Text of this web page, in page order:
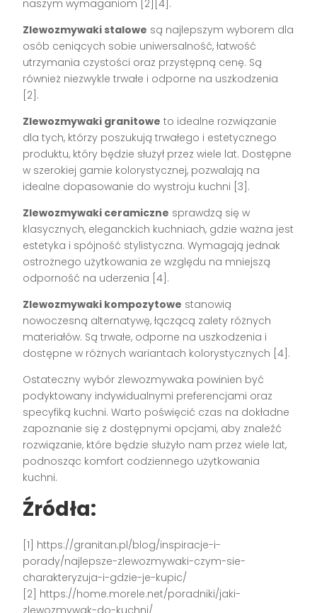
naszym wymaganiom [2][4].
Zlewozmywaki stalowe są najlepszym wyborem dla
osób ceniących sobie uniwersalność, łatwość
utrzymania czystości oraz przystępną cenę. Są
również niezwykle trwałe i odporne na uszkodzenia
[2].
Zlewozmywaki granitowe to idealne rozwiązanie
dla tych, którzy poszukują trwałego i estetycznego
produktu, który będzie służył przez wiele lat. Dostępne
w szerokiej gamie kolorystycznej, pozwalają na
idealne dopasowanie do wystroju kuchni [3].
Zlewozmywaki ceramiczne sprawdzą się w
klasycznych, eleganckich kuchniach, gdzie ważna jest
estetyka i spójność stylistyczna. Wymagają jednak
ostrożnego użytkowania ze względu na mniejszą
odporność na uderzenia [4].
Zlewozmywaki kompozytowe stanowią
nowoczesną alternatywę, łączącą zalety różnych
materiałów. Są trwałe, odporne na uszkodzenia i
dostępne w różnych wariantach kolorystycznych [4].
Ostateczny wybór zlewozmywaka powinien być
podyktowany indywidualnymi preferencjami oraz
specyfiką kuchni. Warto poświęcić czas na dokładne
zapoznanie się z dostępnymi opcjami, aby znaleźć
rozwiązanie, które będzie służyło nam przez wiele lat,
podnosząc komfort codziennego użytkowania
kuchni.
Źródła:
[1] https://granitan.pl/blog/inspiracje-i-
porady/najlepsze-zlewozmywaki-czym-sie-
charakteryzuja-i-gdzie-je-kupic/
[2] https://home.morele.net/poradniki/jaki-